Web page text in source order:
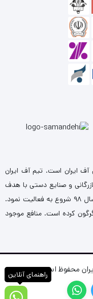
آف ایران است. تیم آف ایران
و صنایع دستی با هدف
توسعه درآمد و هنر بانوان خانه دار ایرانی در سال ۹۸ شروع به فعالیت نمود.
کرده است. منافع موجود
محفوظ است.
راهنمای آنلاین